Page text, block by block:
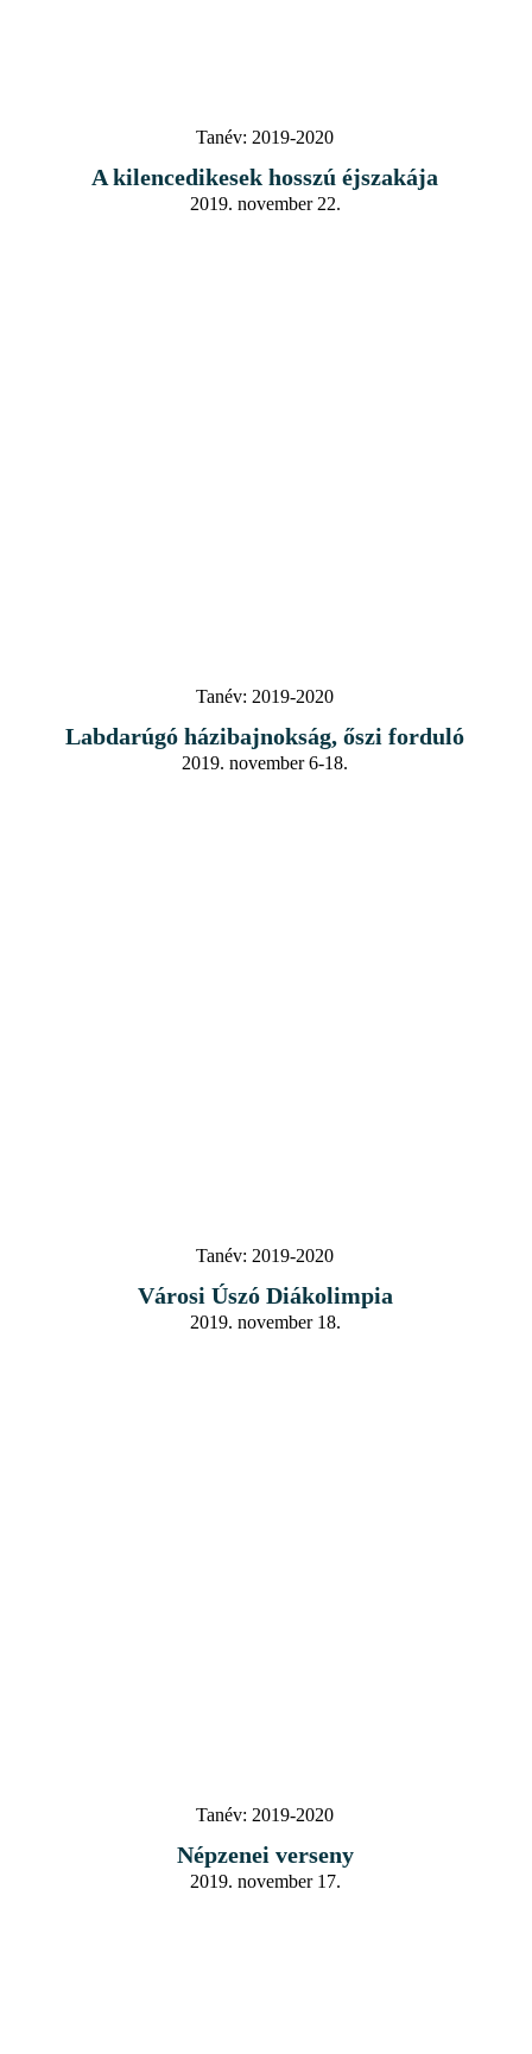
Tanév: 2019-2020
A kilencedikesek hosszú éjszakája
2019. november 22.
Tanév: 2019-2020
Labdarúgó házibajnokság, őszi forduló
2019. november 6-18.
Tanév: 2019-2020
Városi Úszó Diákolimpia
2019. november 18.
Tanév: 2019-2020
Népzenei verseny
2019. november 17.